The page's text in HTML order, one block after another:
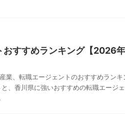
すすめランキング【2026年
業、転職エージェントのおすすめランキ
、香川県に強いおすすめの転職エージ